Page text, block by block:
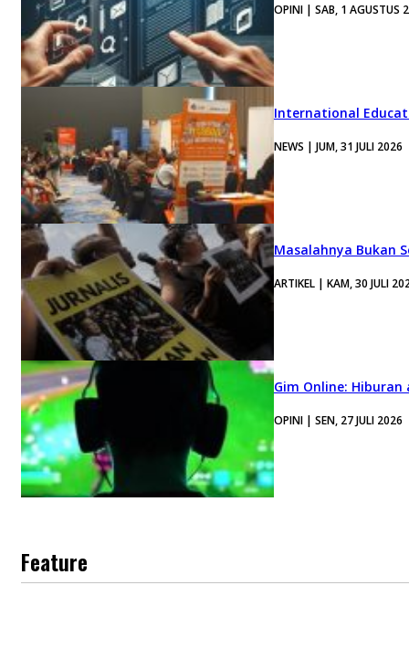
OPINI | SAB, 1 AGUSTUS
International
NEWS | JUM, 31 JULI 2026
Masalahnya Bukan
ARTIKEL | KAM, 30 JULI
Gim Online:
OPINI | SEN, 27 JULI 2026
Feature